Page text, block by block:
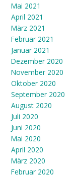
Mai 2021
April 2021
März 2021
Februar 2021
Januar 2021
Dezember 2020
November 2020
Oktober 2020
September 2020
August 2020
Juli 2020
Juni 2020
Mai 2020
April 2020
März 2020
Februar 2020